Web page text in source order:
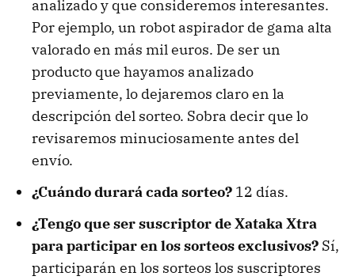
analizado y que consideremos interesantes.
Por ejemplo, un robot aspirador de gama alta
valorado en más mil euros. De ser un
producto que hayamos analizado
previamente, lo dejaremos claro en la
descripción del sorteo. Sobra decir que lo
revisaremos minuciosamente antes del
envío.
¿Cuándo durará cada sorteo? 12 días.
¿Tengo que ser suscriptor de Xataka Xtra
para participar en los sorteos exclusivos? Sí,
participarán en los sorteos los suscriptores